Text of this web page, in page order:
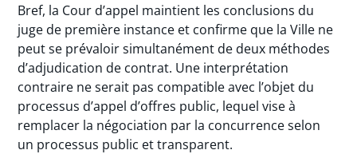
Bref, la Cour d’appel maintient les conclusions du
juge de première instance et confirme que la Ville ne
peut se prévaloir simultanément de deux méthodes
d’adjudication de contrat. Une interprétation
contraire ne serait pas compatible avec l’objet du
processus d’appel d’offres public, lequel vise à
remplacer la négociation par la concurrence selon
un processus public et transparent.